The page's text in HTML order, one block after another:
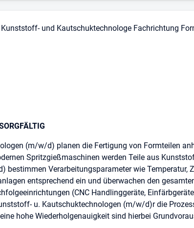
und Kautschuktechnologe Fachrichtung
(m/w/d) planen die Fertigung von Formteilen
Spritzgießmaschinen werden Teile aus
bestimmen Verarbeitungsparameter wie Temperatur,
entsprechend ein und überwachen den
(CNC Handlinggeräte,
u. Kautschuktechnologen (m/w/d)r die
hohe Wiederholgenauigkeit sind hierbei